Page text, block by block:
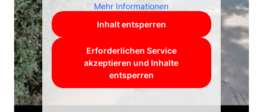
Mehr Informationen
Inhalt entsperren
Erforderlichen Service
akzeptieren und Inhalte
entsperren